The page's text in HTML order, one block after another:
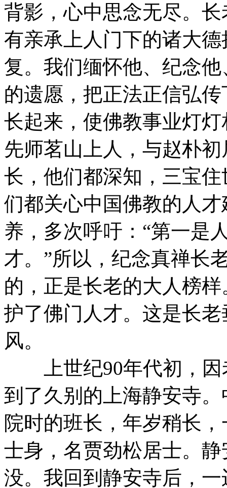
背影，心中思念无尽。
有亲承上人门下的诸大
复。我们缅怀他、纪念
的遗愿，把正法正信弘
长起来，使佛教事业灯
先师茗山上人，与赵朴
长，他们都深知，三宝
们都关心中国佛教的人
养，多次呼吁：“第一是
才。”所以，纪念真禅长
的，正是长老的大人榜
护了佛门人才。这是长
风。
上世纪90年代初，因
到了久别的上海静安寺
院时的班长，年岁稍长
士身，名贾劲松居士。
没。我回到静安寺后，